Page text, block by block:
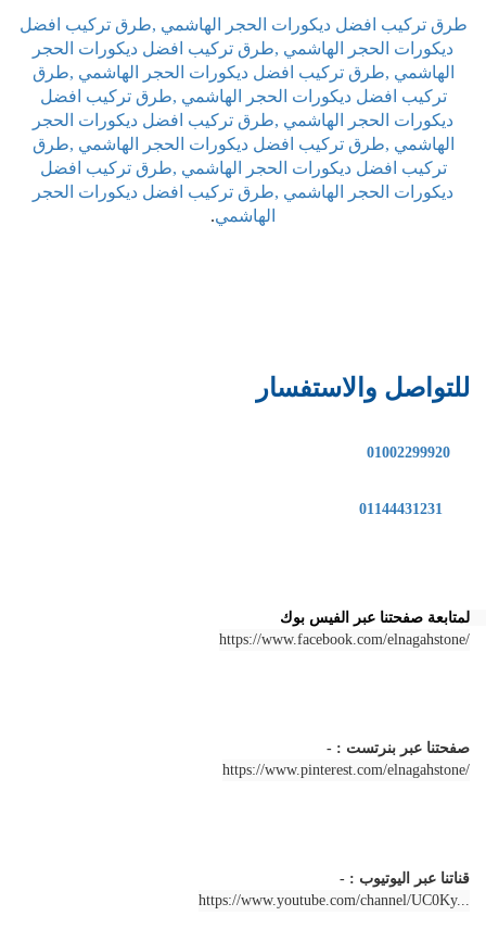
طرق تركيب افضل ديكورات الحجر الهاشمي ,طرق تركيب افضل
ديكورات الحجر الهاشمي ,طرق تركيب افضل ديكورات الحجر
الهاشمي ,طرق تركيب افضل ديكورات الحجر الهاشمي ,طرق
تركيب افضل ديكورات الحجر الهاشمي ,طرق تركيب افضل
ديكورات الحجر الهاشمي ,طرق تركيب افضل ديكورات الحجر
الهاشمي ,طرق تركيب افضل ديكورات الحجر الهاشمي ,طرق
تركيب افضل ديكورات الحجر الهاشمي ,طرق تركيب افضل
ديكورات الحجر الهاشمي ,طرق تركيب افضل ديكورات الحجر
الهاشمي.
للتواصل والاستفسار
01002299920
01144431231
لمتابعة صفحتنا عبر الفيس بوك
https://www.facebook.com/elnagahstone/
صفحتنا عبر بنرتست : -
https://www.pinterest.com/elnagahstone/
قناتنا عبر اليوتيوب : -
https://www.youtube.com/channel/UC0Ky...